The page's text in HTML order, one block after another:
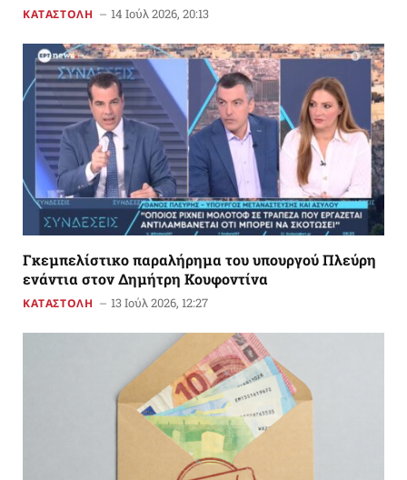
ΚΑΤΑΣΤΟΛΗ 14 Ιούλ 2026, 20:13
Γκεμπελίστικο παραλήρημα του υπουργού Πλεύρη
ενάντια στον Δημήτρη Κουφοντίνα
ΚΑΤΑΣΤΟΛΗ 13 Ιούλ 2026, 12:27